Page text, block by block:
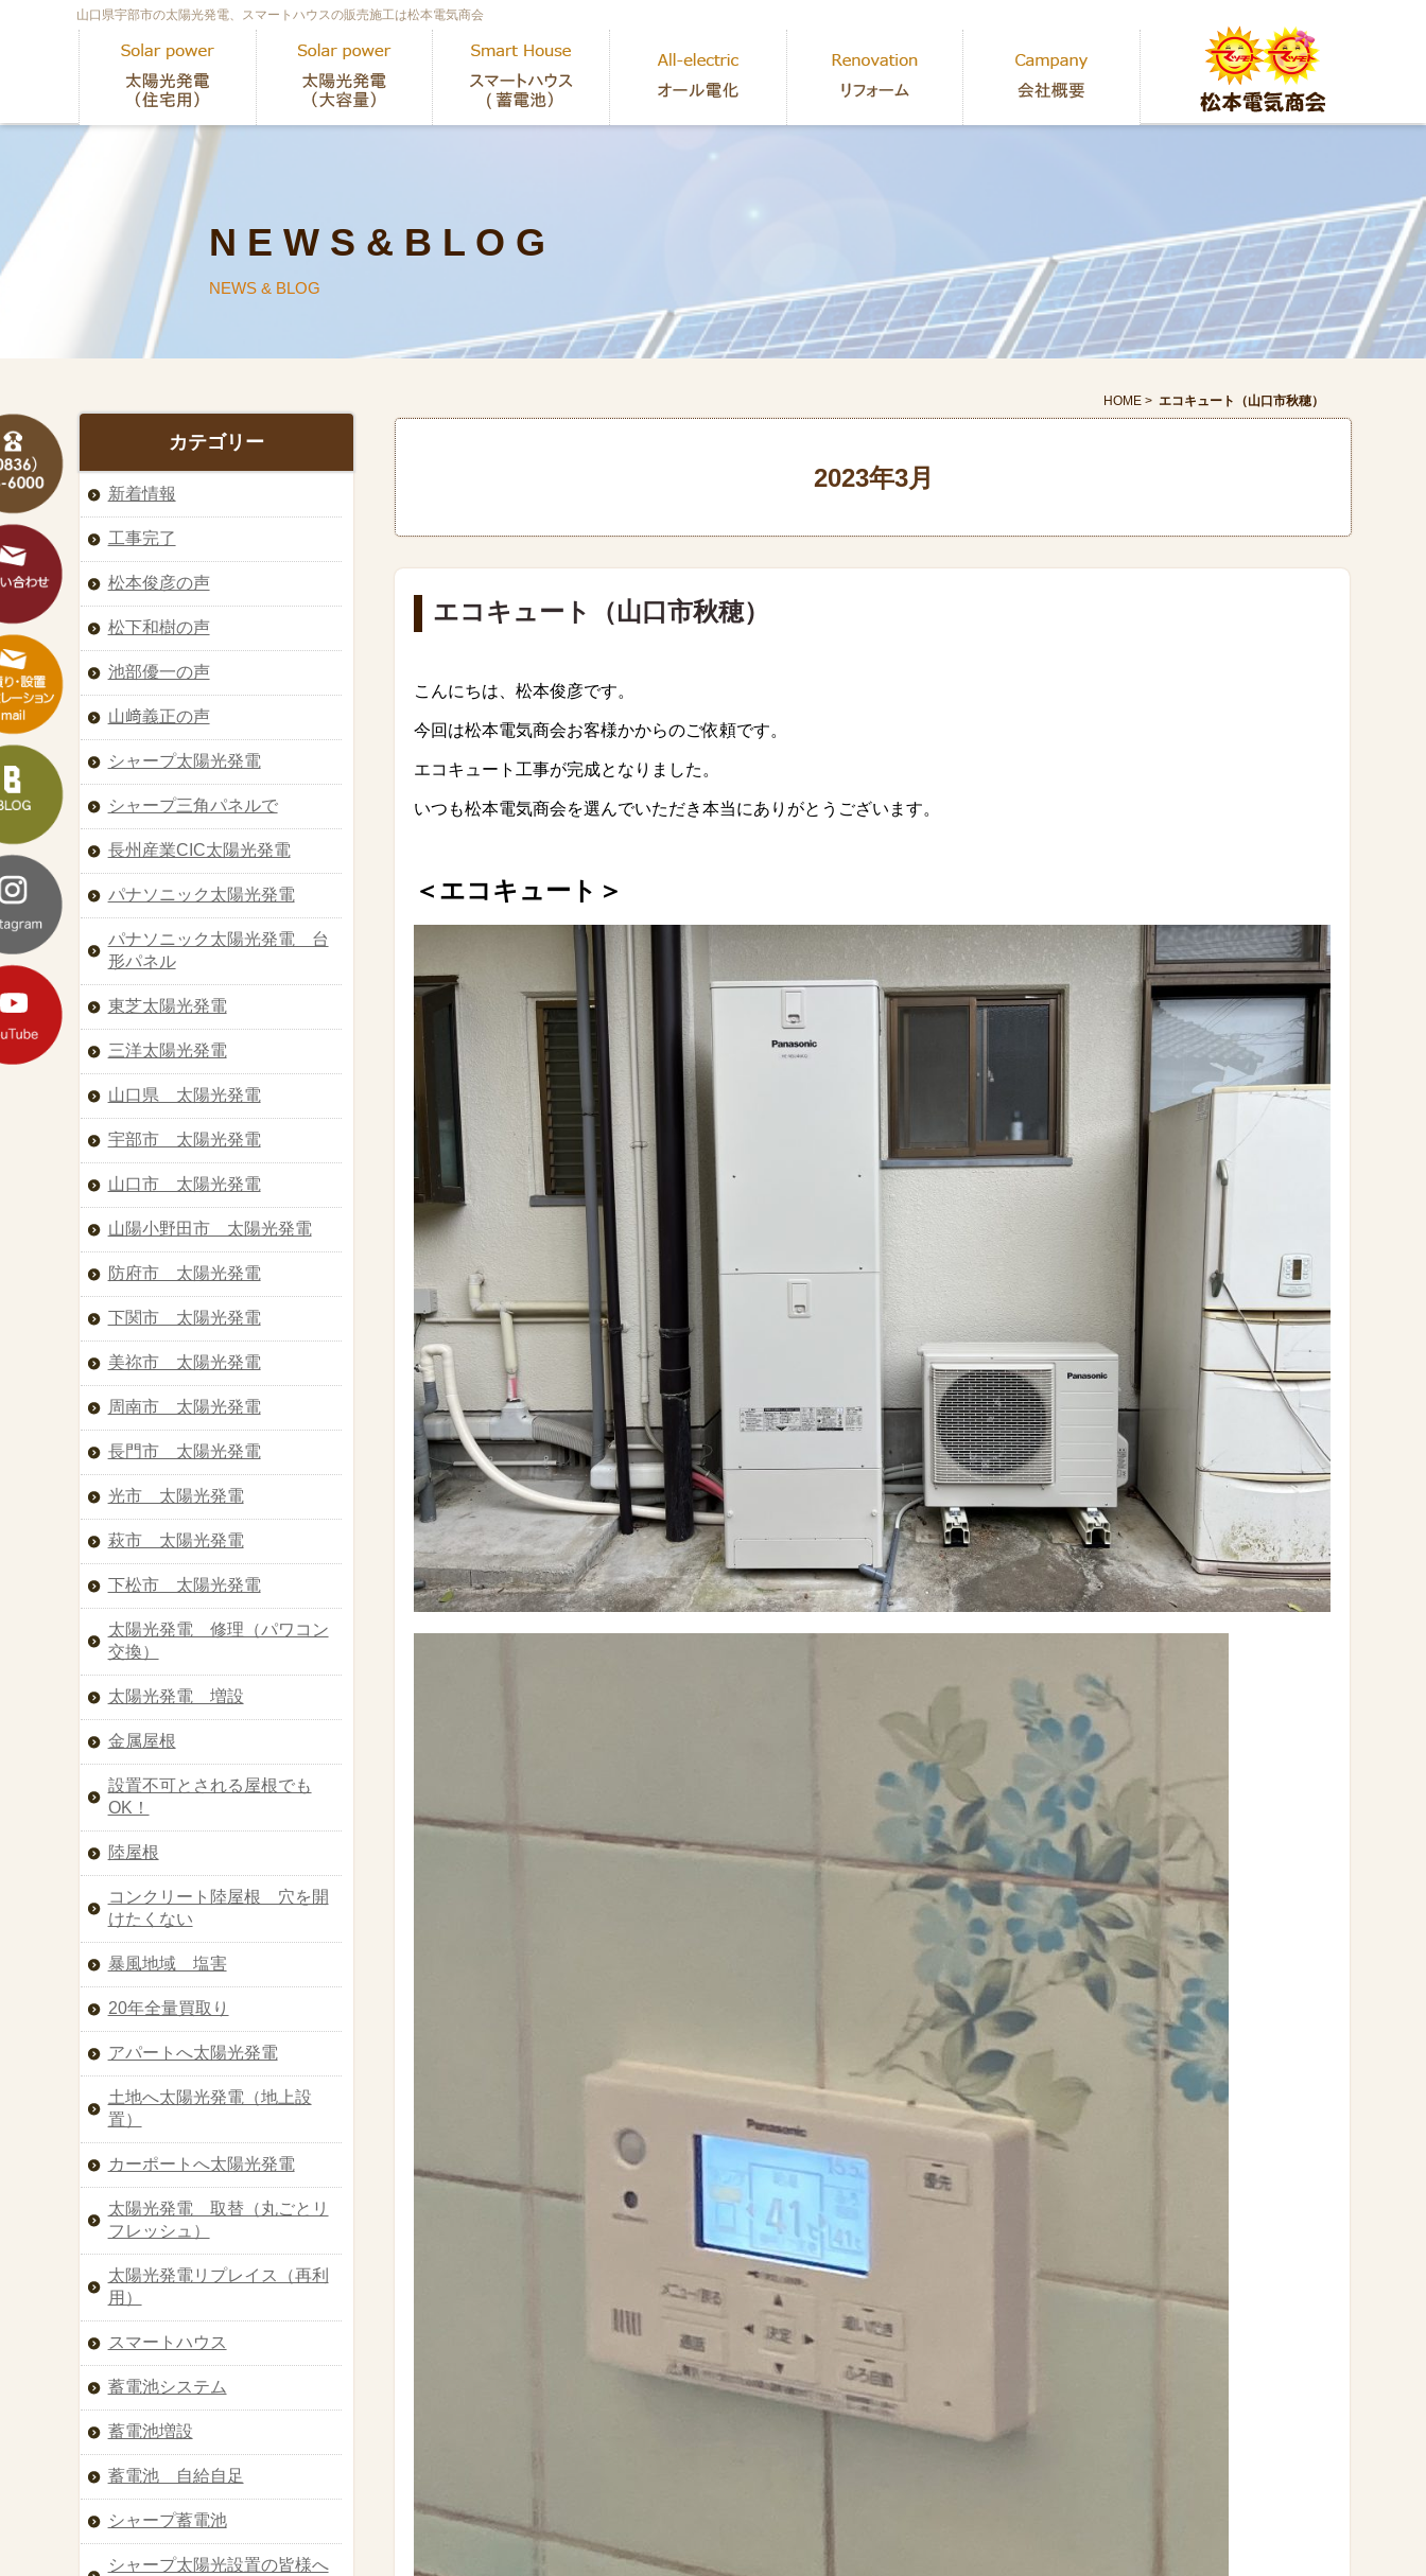
山口県宇部市の太陽光発電、スマートハウスの販売施工は松本電気商会
N E W S & B L O G
NEWS & BLOG
HOME > エコキュート（山口市秋穂）
2023年3月
エコキュート（山口市秋穂）
こんにちは、松本俊彦です。
今回は松本電気商会お客様かからのご依頼です。
エコキュート工事が完成となりました。
いつも松本電気商会を選んでいただき本当にありがとうございます。
＜エコキュート ＞
カテゴリー
新着情報
工事完了
松本俊彦の声
松下和樹の声
池部優一の声
山﨑義正の声
シャープ太陽光発電
シャープ三角パネルで
長州産業CIC太陽光発電
パナソニック太陽光発電
パナソニック太陽光発電 台
形パネル
東芝太陽光発電
三洋太陽光発電
山口県 太陽光発電
宇部市 太陽光発電
山口市 太陽光発電
山陽小野田市 太陽光発電
防府市 太陽光発電
下関市 太陽光発電
美祢市 太陽光発電
周南市 太陽光発電
長門市 太陽光発電
光市 太陽光発電
萩市 太陽光発電
下松市 太陽光発電
太陽光発電 修理（パワコン
交換）
太陽光発電 増設
金属屋根
設置不可とされる屋根でも
OK！
陸屋根
コンクリート陸屋根 穴を開
けたくない
暴風地域 塩害
20年全量買取り
アパートへ太陽光発電
土地へ太陽光発電（地上設
置）
カーポートへ太陽光発電
太陽光発電 取替（丸ごとリ
フレッシュ）
太陽光発電リプレイス（再利
用）
スマートハウス
蓄電池システム
蓄電池増設
蓄電池 自給自足
シャープ蓄電池
シャープ太陽光設置の皆様へ